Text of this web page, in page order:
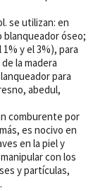
se utilizan: en
blanqueador óseo;
y el 3%), para
la madera
para
abedul,
comburente por
es nocivo en
en la piel y
con los
y partículas,